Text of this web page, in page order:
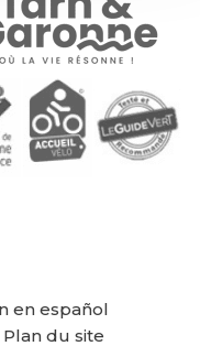
en español
Plan du site